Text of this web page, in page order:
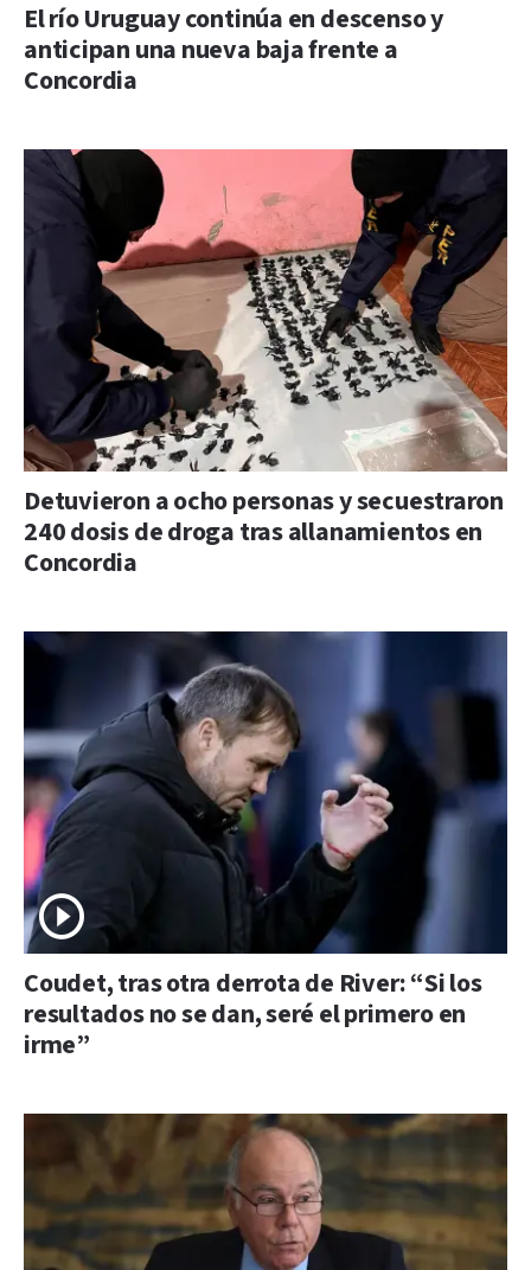
El río Uruguay continúa en descenso y
anticipan una nueva baja frente a
Concordia
Detuvieron a ocho personas y secuestraron
240 dosis de droga tras allanamientos en
Concordia
Coudet, tras otra derrota de River: “Si los
resultados no se dan, seré el primero en
irme”